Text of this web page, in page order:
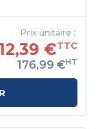
Prix unitaire :
€TTC
176,99 €HT